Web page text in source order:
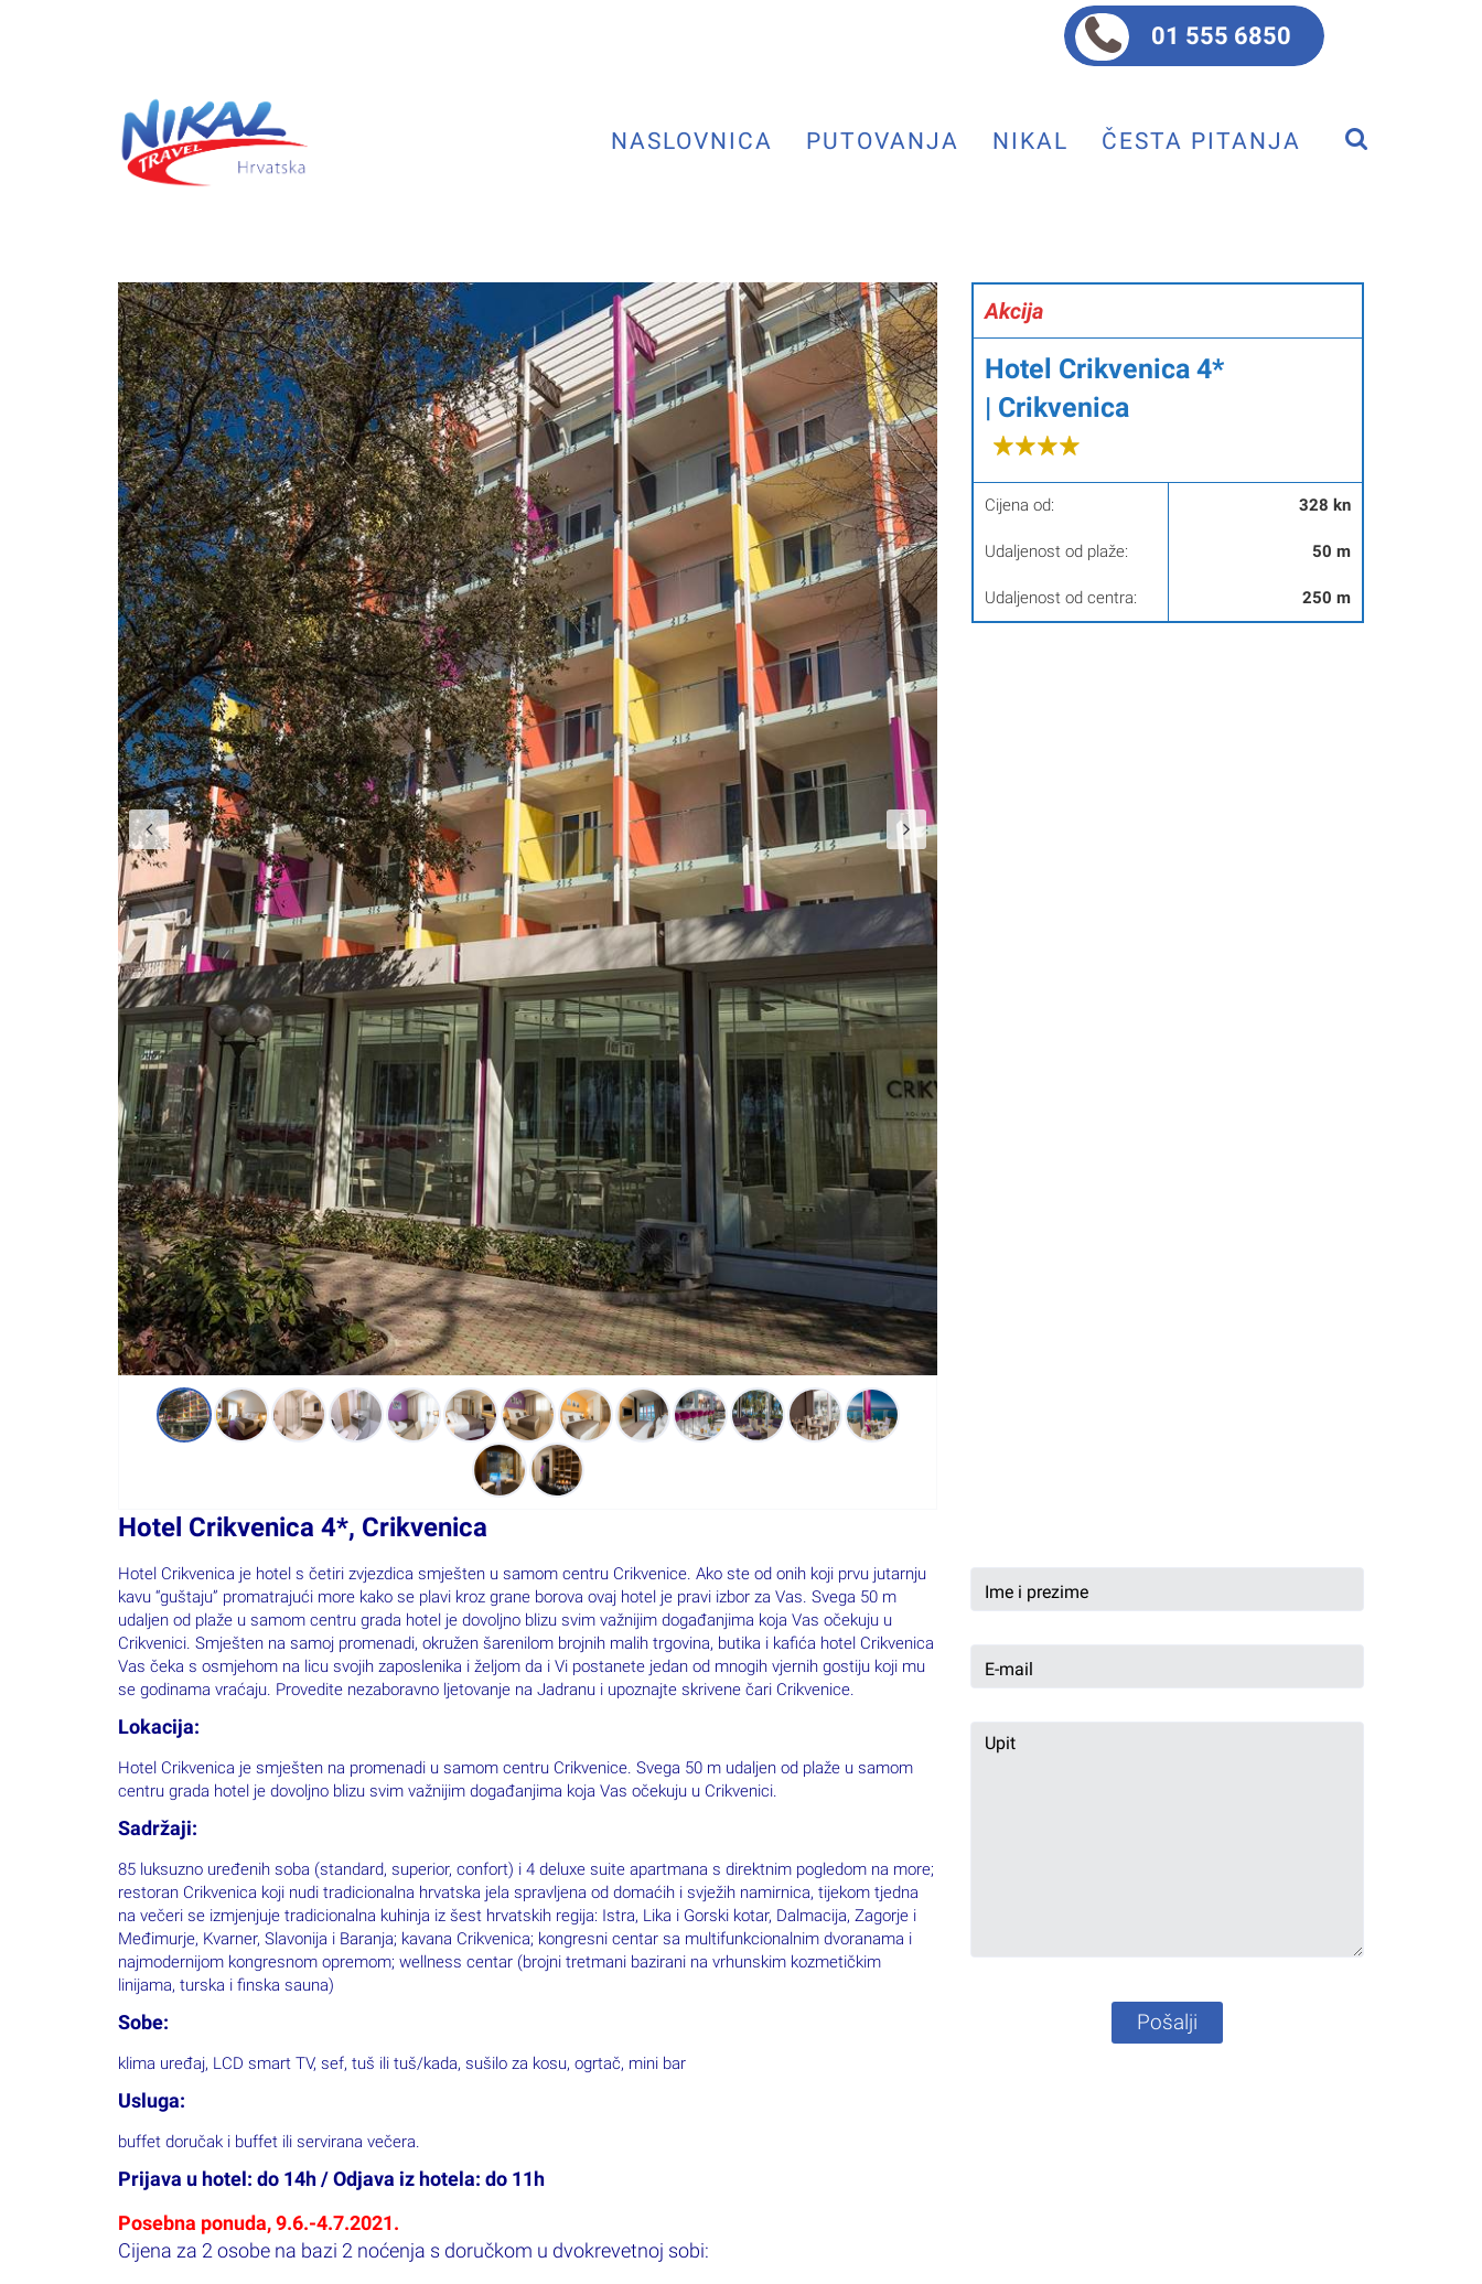
01 555 6850
NASLOVNICA PUTOVANJA NIKAL ČESTA PITANJA
Previous Next
Akcija
Hotel Crikvenica 4*
| Crikvenica
Cijena od:
Udaljenost od plaže:
Udaljenost od centra:
328 kn
50 m
250 m
Hotel Crikvenica 4*, Crikvenica
Hotel Crikvenica je hotel s četiri zvjezdica smješten u samom centru Crikvenice. Ako ste od onih koji prvu jutarnju
kavu “guštaju” promatrajući more kako se plavi kroz grane borova ovaj hotel je pravi izbor za Vas. Svega 50 m
udaljen od plaže u samom centru grada hotel je dovoljno blizu svim važnijim događanjima koja Vas očekuju u
Crikvenici. Smješten na samoj promenadi, okružen šarenilom brojnih malih trgovina, butika i kafića hotel Crikvenica
Vas čeka s osmjehom na licu svojih zaposlenika i željom da i Vi postanete jedan od mnogih vjernih gostiju koji mu
se godinama vraćaju. Provedite nezaboravno ljetovanje na Jadranu i upoznajte skrivene čari Crikvenice.
Lokacija:
Hotel Crikvenica je smješten na promenadi u samom centru Crikvenice. Svega 50 m udaljen od plaže u samom
centru grada hotel je dovoljno blizu svim važnijim događanjima koja Vas očekuju u Crikvenici.
Sadržaji:
85 luksuzno uređenih soba (standard, superior, confort) i 4 deluxe suite apartmana s direktnim pogledom na more;
restoran Crikvenica koji nudi tradicionalna hrvatska jela spravljena od domaćih i svježih namirnica, tijekom tjedna
na večeri se izmjenjuje tradicionalna kuhinja iz šest hrvatskih regija: Istra, Lika i Gorski kotar, Dalmacija, Zagorje i
Međimurje, Kvarner, Slavonija i Baranja; kavana Crikvenica; kongresni centar sa multifunkcionalnim dvoranama i
najmodernijom kongresnom opremom; wellness centar (brojni tretmani bazirani na vrhunskim kozmetičkim
Sobe:
klima uređaj, LCD smart TV, sef, tuš ili tuš/kada, sušilo za kosu, ogrtač, mini bar
Usluga:
buffet doručak i buffet ili servirana večera.
Prijava u hotel: do 14h / Odjava iz hotela: do 11h
Posebna ponuda, 9.6.-4.7.2021.
Cijena za 2 osobe na bazi 2 noćenja s doručkom u dvokrevetnoj sobi:
21.6.-4.7.: 1.299 kn
Cijena uključuje:piće dobrodošlice; buffet doručak za 2 osobe 2 noći; besplatan upgrade sobe na morsku stranu
prema raspoloživosti; besplatan Wi-Fi pristup internetu; uporaba sunčališta prema raspoloživosti; privatno
korištenje saune 1h za dvije osobe za vrijeme boravka (uz prethodnu rezervaciju na recepciji hotela)
Popusti/uvjeti za djecu:
1 dijete bez vlastitog ležaja u pratnji 2 odrasle osobe: do 4,99 g. BESPLATNO; dijete 5-6,99 g.: 150 kn dnevno
dodatni dan: 265 kn po osobi i danu
obavezna doplata u agenciji za turističku pristojbu: 10 kn osoba/dan (odrasli), djeca do 12 g. ne plaćaju, djeca
obavezno osiguranje 4 kn po osobi i danu (plaćaju i djeca);
Spa zona po osobi i satu: 100 kn
kućni ljubimci (na upit, plaćanje u hotelu): 115 kn po danu
Napomena: ponude se mogu spajati. Ovu akciju nije moguće kombinirati s drugim akcijama/popustima.
Redovne cijene po osobi na bazi 1 polupansiona: